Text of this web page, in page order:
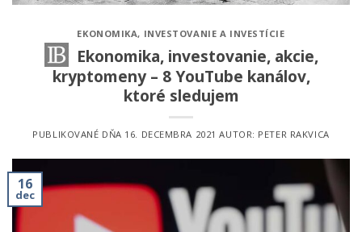
EKONOMIKA, INVESTOVANIE A INVESTÍCIE
Ekonomika, investovanie, akcie,
kryptomeny – 8 YouTube kanálov,
ktoré sledujem
PUBLIKOVANÉ DŇA 16. DECEMBRA 2021 AUTOR: PETER RAKVICA
16
dec